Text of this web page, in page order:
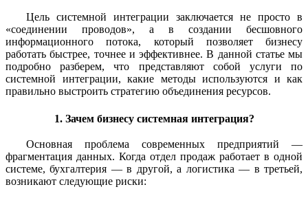
Цель системной интеграции заключается не просто в
«соединении проводов», а в создании бесшовного
информационного потока, который позволяет бизнесу
работать быстрее, точнее и эффективнее. В данной статье мы
подробно разберем, что представляют собой услуги по
системной интеграции, какие методы используются и как
правильно выстроить стратегию объединения ресурсов.
1. Зачем бизнесу системная интеграция?
Основная проблема современных предприятий —
фрагментация данных. Когда отдел продаж работает в одной
системе, бухгалтерия — в другой, а логистика — в третьей,
возникают следующие риски: